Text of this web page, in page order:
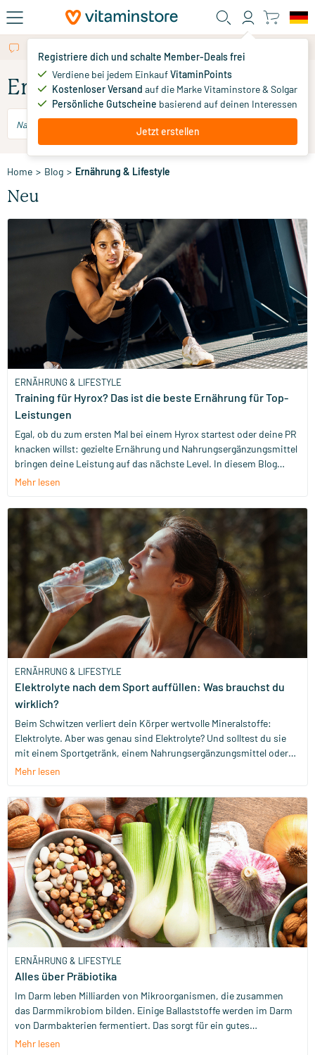
Zum Hauptinhalt
Registriere dich und schalte Member-Deals frei
Verdiene bei jedem EinkaufVitaminPoints
Kostenloser Versand auf die Marke Vitaminstore & Solgar
Persönliche Gutscheine basierend auf deinen Interessen
Jetzt erstellen
Kostenlose persönliche Beratung per Chat oder E-Mail
Ernährung & Lifestyle
Home > Blog > Ernährung & Lifestyle
Neu
ERNÄHRUNG & LIFESTYLE
Training für Hyrox? Das ist die beste Ernährung für Top-
Leistungen
Egal, ob du zum ersten Mal bei einem Hyrox startest oder deine PR
knacken willst: gezielte Ernährung und Nahrungsergänzungsmittel
bringen deine Leistung auf das nächste Level. In diesem Blog
zeigen wir dir ganz genau, was dein Körper vor, während und nach
Fokus an den Start gehst – und genauso stark ins Ziel kommst!
Mehr lesen
ERNÄHRUNG & LIFESTYLE
Elektrolyte nach dem Sport auffüllen: Was brauchst du
wirklich?
Beim Schwitzen verliert dein Körper wertvolle Mineralstoffe:
Elektrolyte. Aber was genau sind Elektrolyte? Und solltest du sie
mit einem Sportgetränk, einem Nahrungsergänzungsmittel oder
einfach mit ein paar gesalzenen Nüssen auffüllen? Let’s break it
Mehr lesen
ERNÄHRUNG & LIFESTYLE
Alles über Präbiotika
Im Darm leben Milliarden von Mikroorganismen, die zusammen
das Darmmikrobiom bilden. Einige Ballaststoffe werden im Darm
von Darmbakterien fermentiert. Das sorgt für ein gutes
Darmmikrobiom. In diesem Blog erfährst du alles über Präbiotika:
Mehr lesen